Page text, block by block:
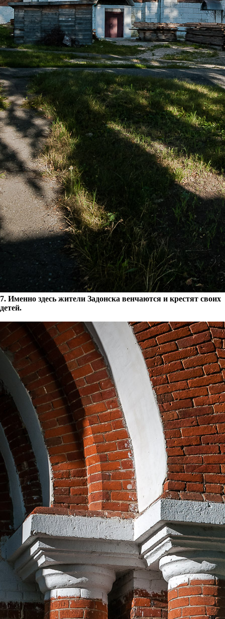
7. Именно здесь жители Задонска венчаются и крестят своих
детей.